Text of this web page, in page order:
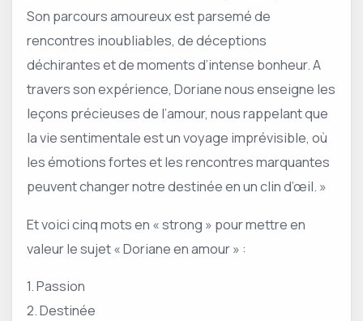
Son parcours amoureux est parsemé de
rencontres inoubliables, de déceptions
déchirantes et de moments d’intense bonheur. A
travers son expérience, Doriane nous enseigne les
leçons précieuses de l’amour, nous rappelant que
la vie sentimentale est un voyage imprévisible, où
les émotions fortes et les rencontres marquantes
peuvent changer notre destinée en un clin d’œil. »
Et voici cinq mots en « strong » pour mettre en
valeur le sujet « Doriane en amour » :
1. Passion
2. Destinée